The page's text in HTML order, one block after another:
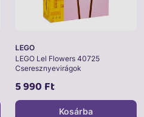
LEGO
LEGO Lel Flowers 40725
Cseresznyevirágok
5 990 Ft
Kosárba